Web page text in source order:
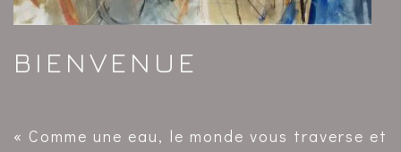
BIENVENUE
« Comme une eau, le monde vous traverse et